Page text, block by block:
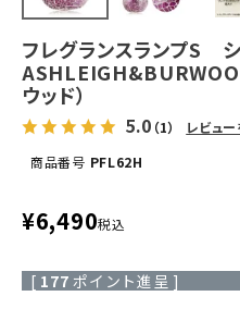
フレグランスランプS
ウッド）
5.0 （1）
レビュ
商品番号 PFL62H
¥6,490税込
[ 177 ポイント進呈 ]